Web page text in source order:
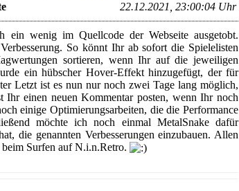
22.12.2021, 23:00:04 Uhr
ein wenig im Quellcode der Webseite ausgetobt.
So könnt Ihr ab sofort die Spielelisten
sortieren, wenn Ihr auf die jeweiligen
ein hübscher Hover-Effekt hinzugefügt, der für
Letzt ist es nun nur noch zwei Tage lang möglich,
Ihr einen neuen Kommentar posten, wenn Ihr noch
einige Optimierungsarbeiten, die die Performance
möchte ich noch einmal MetalSnake dafür
die genannten Verbesserungen einzubauen. Allen
Surfen auf N.i.n.Retro.